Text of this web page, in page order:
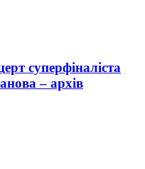
суперфіналіста
– архів